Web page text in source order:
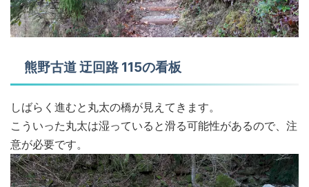
熊野古道 迂回路 115の看板
しばらく進むと丸太の橋が見えてきます。
こういった丸太は湿っていると滑る可能性があるので、注
意が必要です。